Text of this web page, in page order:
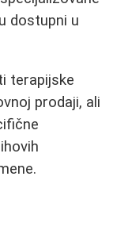
dostupni u
terapijske
prodaji, ali